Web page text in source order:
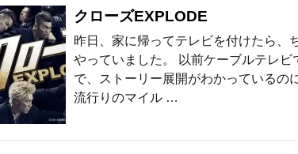
クローズEXPLODE
昨日、家に帰ってテレビを付けたら、
やっていました。 以前ケーブルテレ
で、ストーリー展開がわかっているの
流行りのマイル …